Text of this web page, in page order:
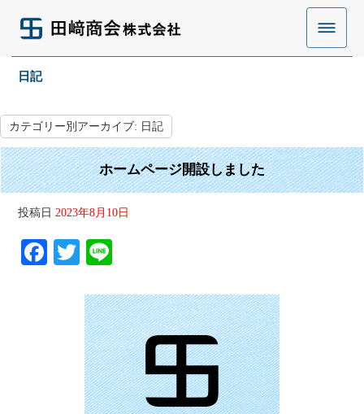
日記
カテゴリー別アーカイブ: 日記
ホームページ開設しました
投稿日 2023年8月10日
Fa T
tte
r